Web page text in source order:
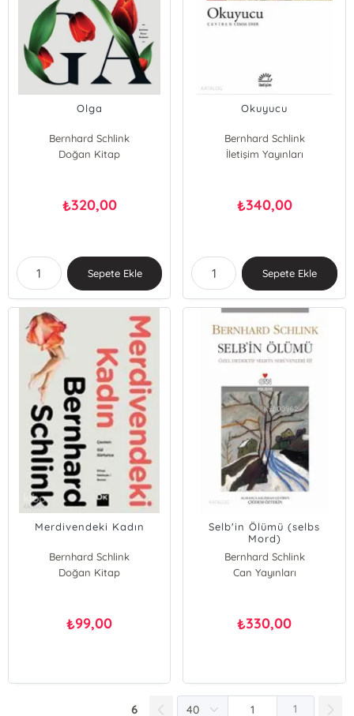
Olga
Bernhard Schlink
Doğan Kitap
₺320,00
Sepete Ekle
Okuyucu
Bernhard Schlink
İletişim Yayınları
₺340,00
Sepete Ekle
Merdivendeki Kadın
Bernhard Schlink
Doğan Kitap
₺99,00
Selb'in Ölümü (selbs
Mord)
Bernhard Schlink
Can Yayınları
₺330,00
6 1